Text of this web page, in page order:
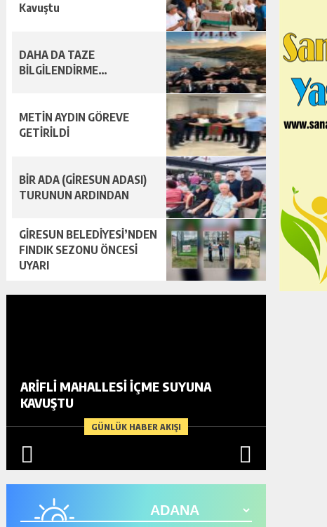
Kavuştu
DAHA DA TAZE
BİLGİLENDİRME…
METİN AYDIN GÖREVE
GETİRİLDİ
BİR ADA (GİRESUN ADASI)
TURUNUN ARDINDAN
GİRESUN BELEDİYESİ’NDEN
FINDIK SEZONU ÖNCESİ
UYARI
GÜNLÜK HABER AKIŞI
ARIFLI MAHALLESI İÇME SUYUNA
KAVUŞTU